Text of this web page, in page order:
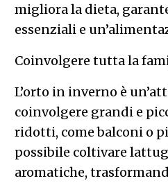
migliora la dieta,
essenziali e
Coinvolgere tutta la
L’orto in inverno è
coinvolgere grandi e
ridotti, come balconi o
possibile coltivare
aromatiche,